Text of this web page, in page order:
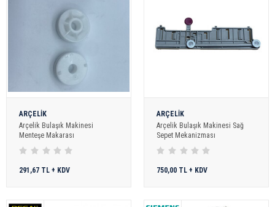
ARÇELİK
Arçelik Bulaşık Makinesi
Menteşe Makarası
291,67 TL + KDV
ARÇELİK
Arçelik Bulaşık Makinesi Sağ
Sepet Mekanizması
750,00 TL + KDV